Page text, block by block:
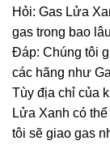
Hỏi: Gas Lửa
gas trong bao
Đáp: Chúng tôi
các hãng như
Tùy địa chỉ của
Lửa Xanh có
tôi sẽ giao gas